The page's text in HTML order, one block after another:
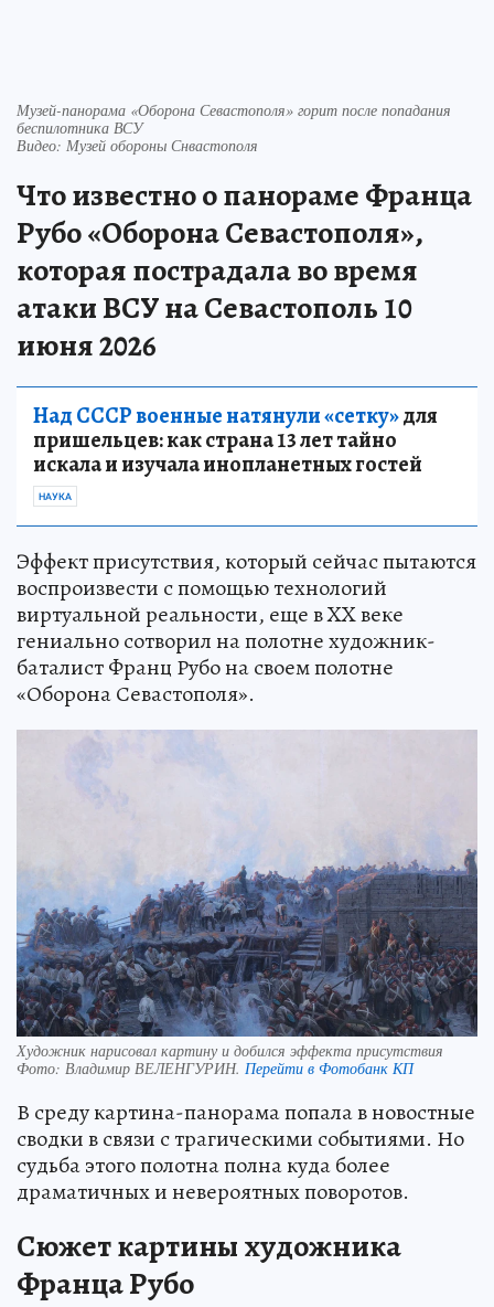
Музей-панорама «Оборона Севастополя» горит после попадания
беспилотника ВСУ
Видео: Музей обороны Снвастополя
Что известно о панораме Франца
Рубо «Оборона Севастополя»,
которая пострадала во время
атаки ВСУ на Севастополь 10
июня 2026
Над СССР военные натянули «сетку»для
пришельцев: как страна 13 лет тайно
искала и изучала инопланетных гостей
НАУКА
Эффект присутствия, который сейчас пытаются
воспроизвести с помощью технологий
виртуальной реальности, еще в XX веке
гениально сотворил на полотне художник-
баталист Франц Рубо на своем полотне
«Оборона Севастополя».
Художник нарисовал картину и добился эффекта присутствия
Фото: Владимир ВЕЛЕНГУРИН. Перейти в Фотобанк КП
В среду картина-панорама попала в новостные
сводки в связи с трагическими событиями. Но
судьба этого полотна полна куда более
драматичных и невероятных поворотов.
Сюжет картины художника
Франца Рубо